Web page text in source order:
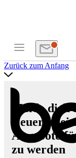
Zurück zum Anfang
Melde dich
Angebote
zu werden